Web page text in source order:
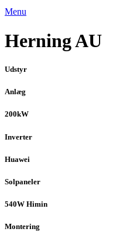
Menu
Herning AU
Udstyr
Anlæg
200kW
Inverter
Huawei
Solpaneler
540W Himin
Montering